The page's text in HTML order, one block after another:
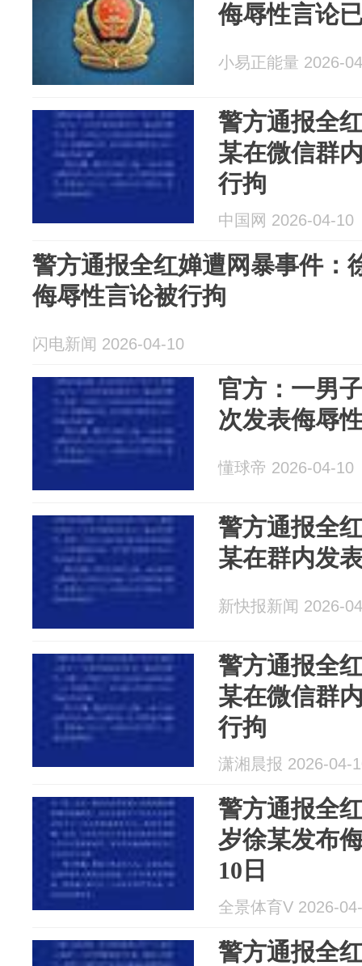
侮辱性言论
小易正能量 2026-
警方通报全
某在微信群
行拘
中国网 2026-04-10
警方通报全红婵遭网暴事件：
侮辱性言论被行拘
闪电新闻 2026-04-10
官方：一男
次发表侮辱
懂球帝 2026-04-10
警方通报全
某在群内发
新快报新闻 2026-
警方通报全
某在微信群
行拘
潇湘晨报 2026-04-
警方通报全
岁徐某发布
10日
全景体育V 2026-
警方通报全